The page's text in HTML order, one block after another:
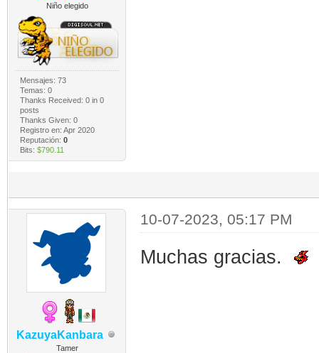
Niño elegido
Mensajes: 73
Temas: 0
Thanks Received: 0in 0
posts
Thanks Given: 0
Registro en: Apr 2020
Reputación: 0
Bits: $790.11
KazuyaKanbara
Tamer
10-07-2023, 05:17 PM
Muchas gracias.